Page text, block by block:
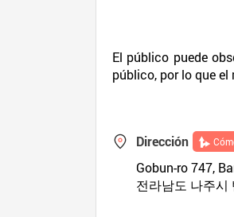
El público puede
público, por lo que
Dirección
Gobun-ro 747,
전라남도 나주시